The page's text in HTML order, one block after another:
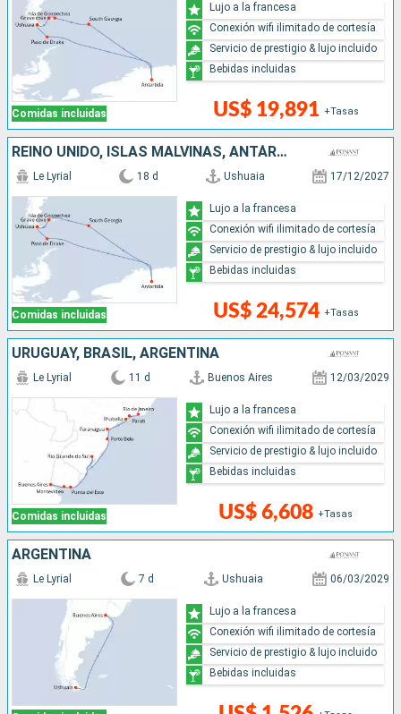
Comidas incluidas US$ 19,891 +Tasas
Lujo a la francesa
Conexión wifi ilimitado de cortesía
Servicio de prestigio & lujo incluido
Bebidas incluidas
REINO UNIDO, ISLAS MALVINAS, ANTÁRTICO, ARGENTINA
Comidas incluidas
Le Lyrial 18 d Ushuaia 17/12/2027
US$ 24,574 +Tasas
Lujo a la francesa
Conexión wifi ilimitado de cortesía
Servicio de prestigio & lujo incluido
Bebidas incluidas
URUGUAY, BRASIL, ARGENTINA
Comidas incluidas
Le Lyrial 11 d Buenos Aires 12/03/2029
US$ 6,608 +Tasas
Lujo a la francesa
Conexión wifi ilimitado de cortesía
Servicio de prestigio & lujo incluido
Bebidas incluidas
ARGENTINA
Le Lyrial 7 d Ushuaia 06/03/2029
Lujo a la francesa
Conexión wifi ilimitado de cortesía
Servicio de prestigio & lujo incluido
Bebidas incluidas